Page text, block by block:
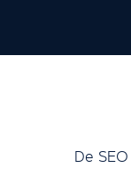
De